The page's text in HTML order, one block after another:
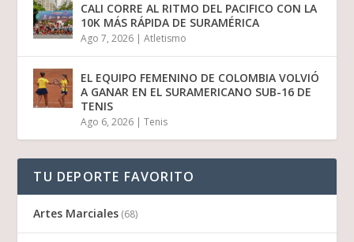
CALI CORRE AL RITMO DEL PACIFICO CON LA
10K MÁS RÁPIDA DE SURAMÉRICA
Ago 7, 2026 |Atletismo
EL EQUIPO FEMENINO DE COLOMBIA VOLVIÓ
A GANAR EN EL SURAMERICANO SUB-16 DE
TENIS
Ago 6, 2026 |Tenis
TU DEPORTE FAVORITO
Artes Marciales (68)